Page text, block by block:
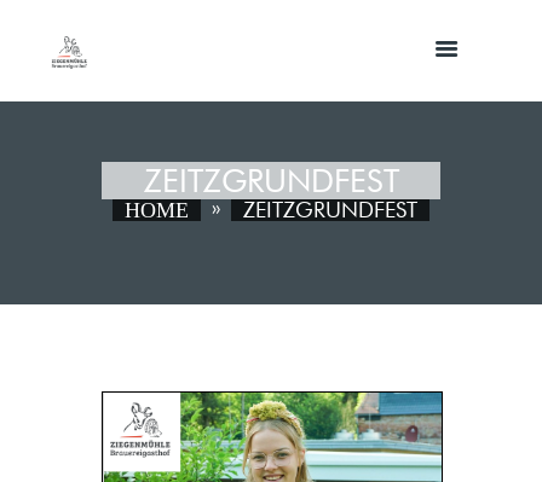
ZEITZGRUNDFEST
HOME ZEITZGRUNDFEST